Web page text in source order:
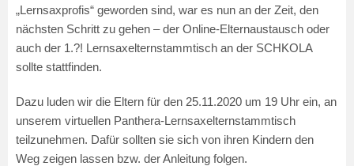
„Lernsaxprofis“ geworden sind, war es nun an der Zeit, den
nächsten Schritt zu gehen – der Online-Elternaustausch oder
auch der 1.?! Lernsaxelternstammtisch an der SCHKOLA
sollte stattfinden.
Dazu luden wir die Eltern für den 25.11.2020 um 19 Uhr ein, an
unserem virtuellen Panthera-Lernsaxelternstammtisch
teilzunehmen. Dafür sollten sie sich von ihren Kindern den
Weg zeigen lassen bzw. der Anleitung folgen.